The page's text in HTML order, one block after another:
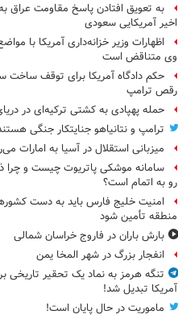
به تعویق افتادن پاسخ مقاومت عراق
اخیر آمریکایی سعودی
اظهارات وزیر خزانه‌داری آمریکا با
وی متناقض است
حکم دادگاه آمریکا برای توقف ساخت
رقص ترامپ
حمله پهپادی به کشتی ترکیه‌ای در
ترامپ و نتانیاهو جنایتکار جنگی
میزبانی استقلال در آسیا به امارات
سامانه موشکی پاتریوت چیست و چرا
رو به اتمام است؟
امنیت خلیج فارس باید به دست
منطقه تأمین شود
بارش باران در فاروج خراسان شمالی
انفجار بزرگ در شهر المخا یمن
تنگه هرمز به نماد یک تحقیر تاریخی
آمریکا تبدیل شد!
ماموریت در حال پایان است!